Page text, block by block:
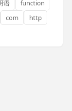
语
function
com
http